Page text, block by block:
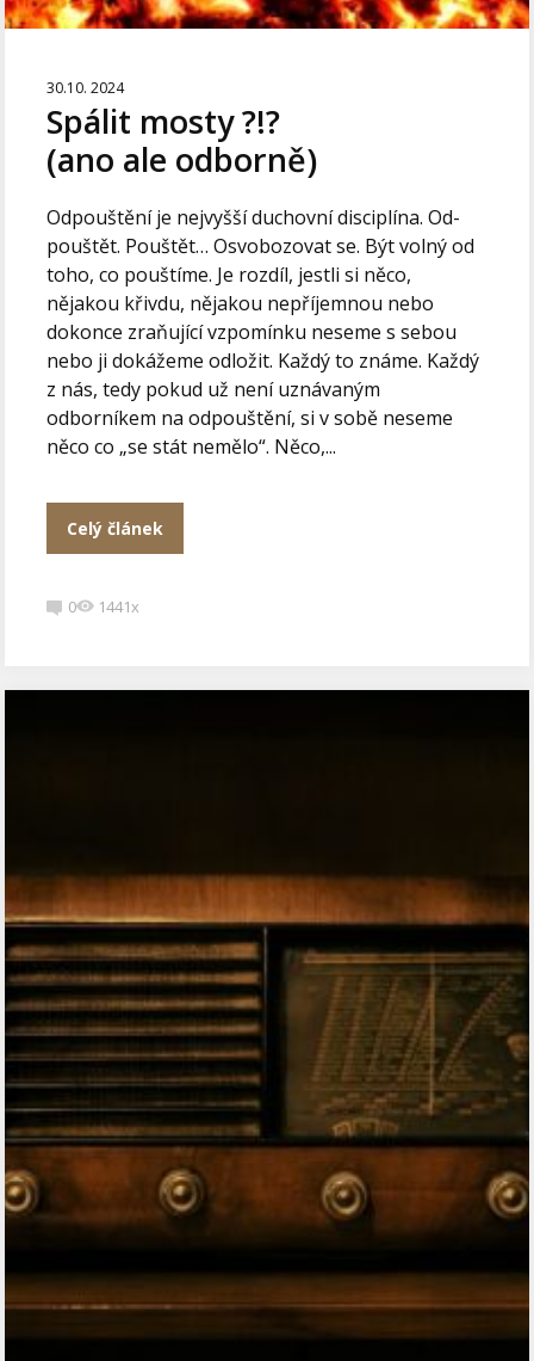
30.10. 2024
Spálit mosty ?!?
(ano ale odborně)
Odpouštění je nejvyšší duchovní disciplína. Od-
pouštět. Pouštět… Osvobozovat se. Být volný od
toho, co pouštíme. Je rozdíl, jestli si něco,
nějakou křivdu, nějakou nepříjemnou nebo
dokonce zraňující vzpomínku neseme s sebou
nebo ji dokážeme odložit. Každý to známe. Každý
z nás, tedy pokud už není uznávaným
odborníkem na odpouštění, si v sobě neseme
něco co „se stát nemělo“. Něco,...
Celý článek
0 1441x